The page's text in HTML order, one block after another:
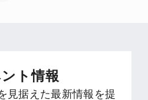
ト情報
見据えた最新情報を提